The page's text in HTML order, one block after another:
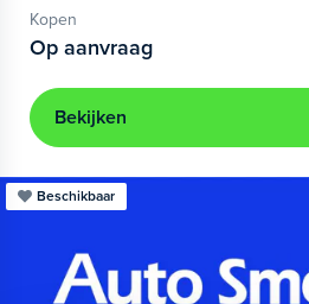
Kopen
Op aanvraag
Bekijken
Beschikbaar